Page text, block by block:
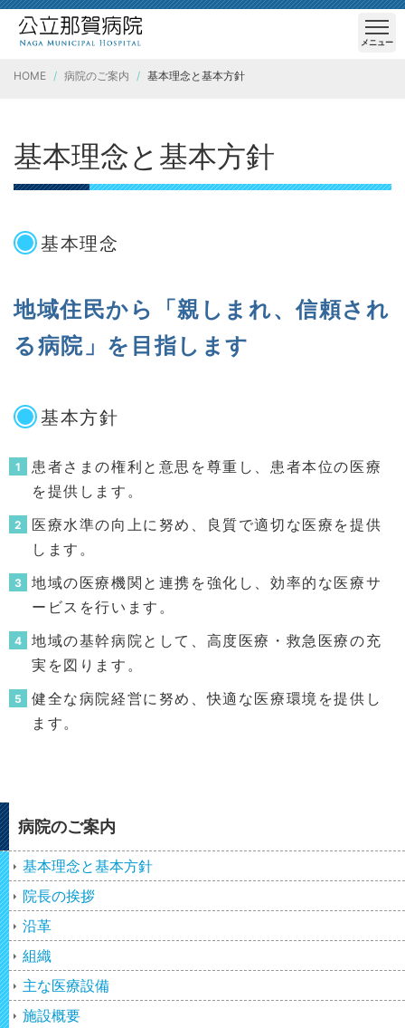
メニュー
HOME 病院のご案内 基本理念と基本方針
基本理念と基本方針
基本理念
地域住民から「親しまれ、信頼され
る病院」を目指します
基本方針
患者さまの権利と意思を尊重し、患者本位の医療
を提供します。
医療水準の向上に努め、良質で適切な医療を提供
します。
地域の医療機関と連携を強化し、効率的な医療サ
ービスを行います。
地域の基幹病院として、高度医療・救急医療の充
実を図ります。
健全な病院経営に努め、快適な医療環境を提供し
ます。
病院のご案内
基本理念と基本方針
院長の挨拶
沿革
組織
主な医療設備
施設概要